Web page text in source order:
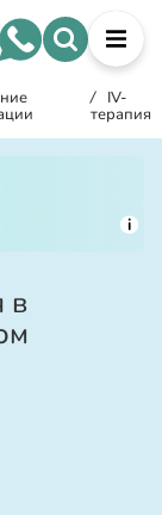
/ IV-
терапия
i
в